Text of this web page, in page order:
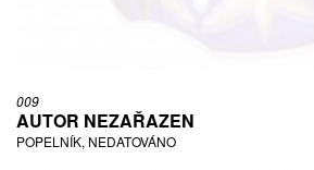
009
AUTOR NEZAŘAZEN
POPELNÍK, NEDATOVÁNO